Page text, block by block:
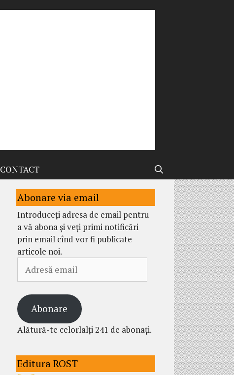
CONTACT
Abonare via email
Introduceți adresa de email pentru
a vă abona și veți primi notificări
prin email cînd vor fi publicate
articole noi.
email
Abonare
Alătură-te celorlalți 241 de abonați.
Editura ROST